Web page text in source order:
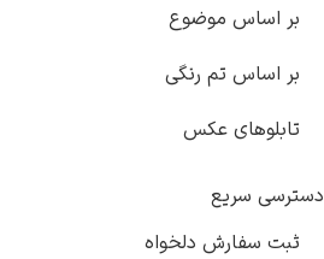
بر اساس موضوع
بر اساس تم رنگی
تابلوهای عکس
دسترسی سریع
ثبت سفارش دلخواه